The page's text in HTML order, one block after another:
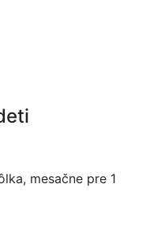
mesačne pre 1